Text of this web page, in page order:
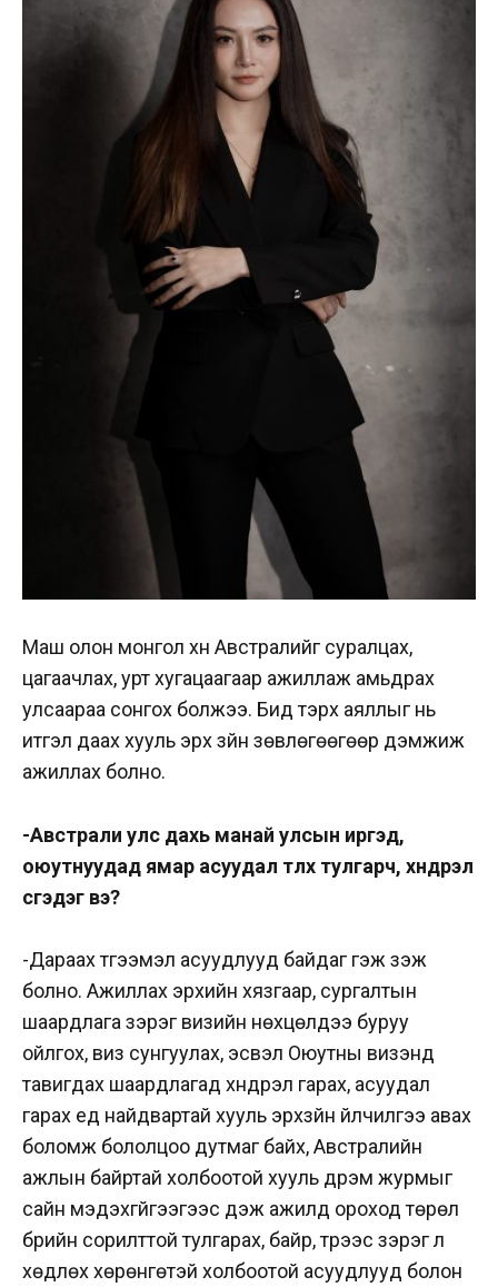
Маш олон монгол хүн Австралийг суралцах,
цагаачлах, урт хугацаагаар ажиллаж амьдрах
улсаараа сонгох болжээ. Бид тэрхүү аяллыг нь
итгэл даах хууль эрх зүйн зөвлөгөөгөөр дэмжиж
ажиллах болно.
-Австрали улс дахь манай улсын иргэд,
оюутнуудад ямар асуудал түлхүү тулгарч, хүндрэл
үүсгэдэг вэ?
-Дараах түгээмэл асуудлууд байдаг гэж үзэж
болно. Ажиллах эрхийн хязгаар, сургалтын
шаардлага зэрэг визийн нөхцөлүүдээ буруу
ойлгох, виз сунгуулах, эсвэл Оюутны визэнд
тавигдах шаардлагад хүндрэл гарах, асуудал
гарах үед найдвартай хууль эрхзүйн үйлчилгээ авах
боломж бололцоо дутмаг байх, Австралийн
ажлын байртай холбоотой хууль дүрэм журмыг
сайн мэдэхгүйгээгээс үүдэж ажилд ороход төрөл
бүрийн сорилттой тулгарах, байр, түрээс зэрэг үл
хөдлөх хөрөнгөтэй холбоотой асуудлууд болон